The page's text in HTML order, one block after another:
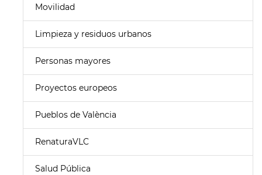
Movilidad
Limpieza y residuos urbanos
Personas mayores
Proyectos europeos
Pueblos de València
RenaturaVLC
Salud Pública